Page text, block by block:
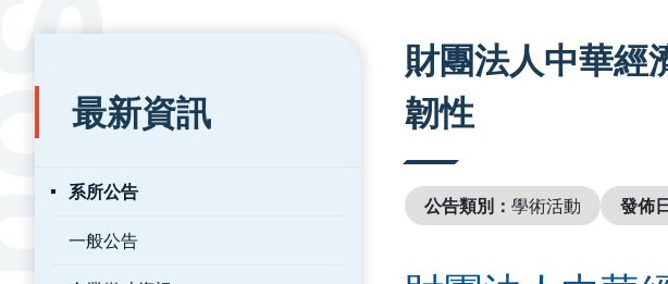
:::
最新資訊
系所公告
一般公告
財團法人中華經
韌性
公告類別： 學術活動 發佈